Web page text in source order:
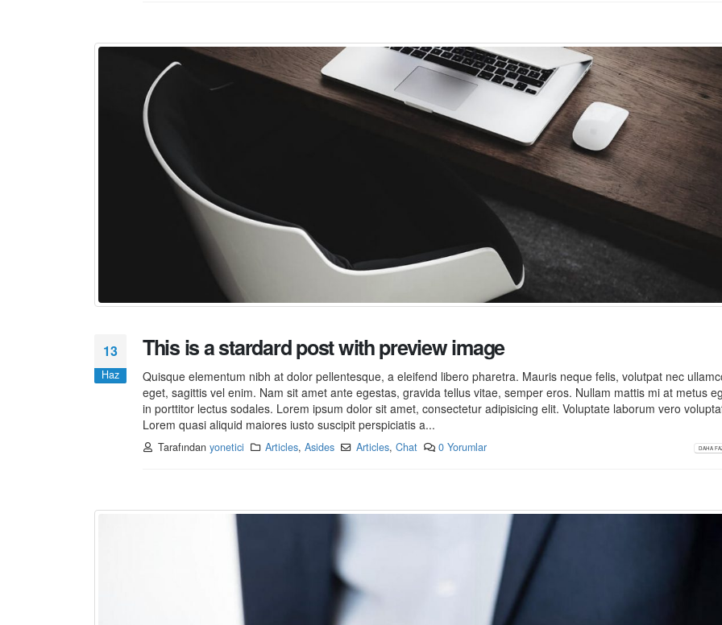
13
Haz
This is a stardard post with preview image
Quisque elementum nibh at dolor pellentesque, a eleifend libero pharetra. Mauris neque felis, volutpat nec
eget, sagittis vel enim. Nam sit amet ante egestas, gravida tellus vitae, semper eros. Nullam mattis mi at metus
in porttitor lectus sodales. Lorem ipsum dolor sit amet, consectetur adipisicing elit. Voluptate laborum vero
Lorem quasi aliquid maiores iusto suscipit perspiciatis a...
Tarafından yonetici Articles,Asides Articles, Chat 0 Yorumlar DAHA
Merhaba dünya!
13 Kasım 2021
This is a stardard post with
preview image
This is a stardard slider gallery
This is a standard image gallery
thumbs post
11 Haziran 2016
This is a standard embedded
Merhaba dünya!
13 Kasım 2021
This is a stardard slider